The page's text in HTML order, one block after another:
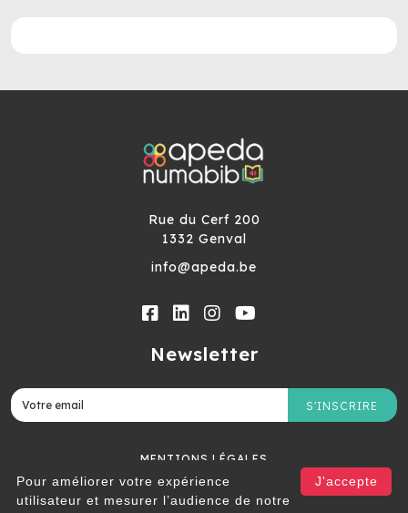
Rue du Cerf 200
1332 Genval
info@apeda.be
Newsletter
S'INSCRIRE
MENTIONS LÉGALES
J'accepte
Pour améliorer votre expérience
utilisateur et mesurer l’audience de notre